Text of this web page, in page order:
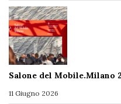
Salone del
11 Giugno 2026